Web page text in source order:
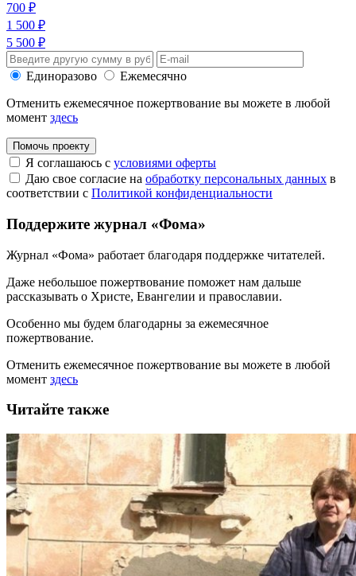
700 ₽
1 500 ₽
5 500 ₽
Единоразово
Ежемесячно
Отменить ежемесячное пожертвование вы можете в любой
момент здесь
Помочь проекту
Я соглашаюсь с условиями оферты
Даю свое согласие на обработку персональных данных в
соответствии с Политикой конфиденциальности
Поддержите журнал «Фома»
Журнал «Фома» работает благодаря поддержке читателей.
Даже небольшое пожертвование поможет нам дальше
рассказывать о Христе, Евангелии и православии.
Особенно мы будем благодарны за ежемесячное
пожертвование.
Отменить ежемесячное пожертвование вы можете в любой
момент здесь
Читайте также